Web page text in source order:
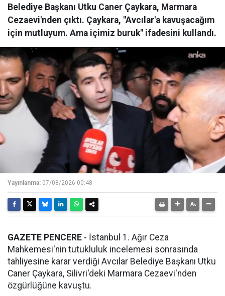
Belediye Başkanı Utku Caner Çaykara, Marmara
Cezaevi'nden çıktı. Çaykara, "Avcılar'a kavuşacağım
için mutluyum. Ama içimiz buruk" ifadesini kullandı.
Yayınlanma: 07/08/2026 00:48
GAZETE PENCERE - İstanbul 1. Ağır Ceza
Mahkemesi'nin tutukluluk incelemesi sonrasında
tahliyesine karar verdiği Avcılar Belediye Başkanı Utku
Caner Çaykara, Silivri'deki Marmara Cezaevi'nden
özgürlüğüne kavuştu.